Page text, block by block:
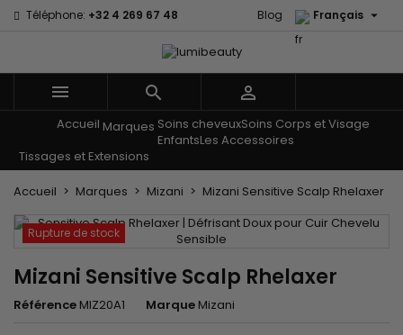
Téléphone: +32 4 269 67 48 Français 
Blog
  
Accueil Marques Soins cheveuxSoins Corps et Visage
EnfantsLes Accessoires
Tissages et Extensions
Accueil Marques Mizani Mizani Sensitive Scalp Rhelaxer
Rupture de stock
Mizani Sensitive Scalp Rhelaxer
Référence MIZ20A1 Marque Mizani